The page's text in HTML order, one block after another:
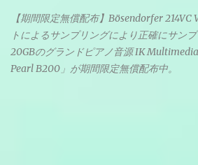
【期間限定無償配布】Bösendorfer
トによるサンプリングにより正確にサン
20GBのグランドピアノ音源 IK
Pearl B200」が期間限定無償配布中。